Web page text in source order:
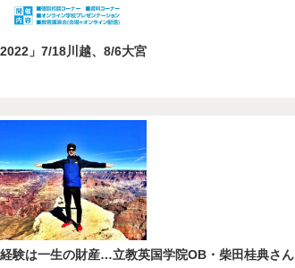
」7/18川越、8/6大宮
験は一生の財産…立教英国学院OB・柴田桂典さん